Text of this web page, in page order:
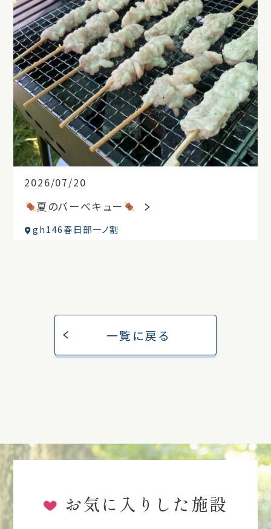
2026/07/20
夏のバーべキュー
gh146春日部一ノ割
一覧に戻る
お気に入りした施設